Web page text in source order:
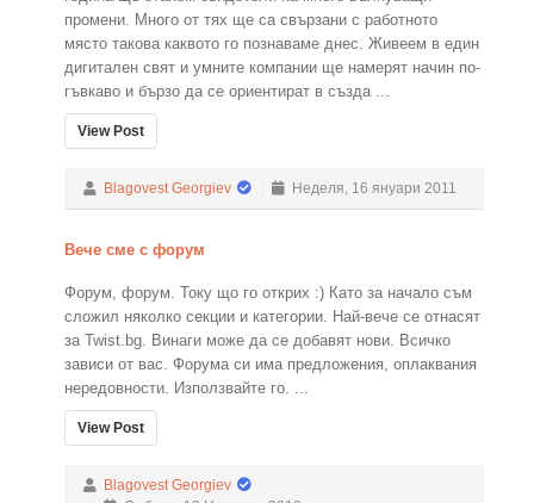
промени. Много от тях ще са свързани с работното
място такова каквото го познаваме днес. Живеем в един
дигитален свят и умните компании ще намерят начин по-
гъвкаво и бързо да се ориентират в създа ...
View Post
Blagovest Georgiev Неделя, 16 януари 2011
Вече сме с форум
Форум, форум. Току що го открих :) Като за начало съм
сложил няколко секции и категории. Най-вече се отнасят
за Twist.bg. Винаги може да се добавят нови. Всичко
зависи от вас. Форума си има предложения, оплаквания
нередовности. Използвайте го. ...
View Post
Blagovest Georgiev